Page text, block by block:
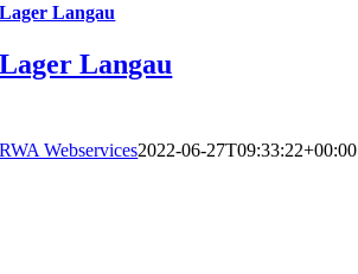
Lager Langau
Lager Langau
RWA Webservices2022-06-27T09:33:22+00:00